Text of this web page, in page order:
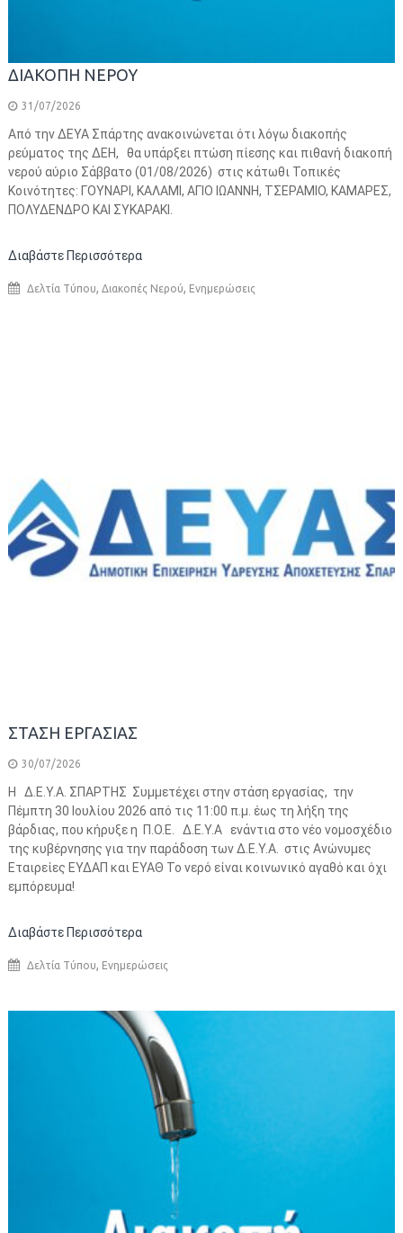
ΔΙΑΚΟΠΗ ΝΕΡΟΥ
31/07/2026
Από την ΔΕΥΑ Σπάρτης ανακοινώνεται ότι λόγω διακοπής
ρεύματος της ΔΕΗ, θα υπάρξει πτώση πίεσης και πιθανή διακοπή
νερού αύριο Σάββατο (01/08/2026) στις κάτωθι Τοπικές
Κοινότητες: ΓΟΥΝΑΡΙ, ΚΑΛΑΜΙ, ΑΓΙΟ ΙΩΑΝΝΗ, ΤΣΕΡΑΜΙΟ, ΚΑΜΑΡΕΣ,
ΠΟΛΥΔΕΝΔΡΟ ΚΑΙ ΣΥΚΑΡΑΚΙ.
Διαβάστε Περισσότερα
Δελτία Τύπου, Διακοπές Νερού, Ενημερώσεις
ΣΤΑΣΗ ΕΡΓΑΣΙΑΣ
30/07/2026
Η Δ.Ε.Υ.Α. ΣΠΑΡΤΗΣ Συμμετέχει στην στάση εργασίας, την
Πέμπτη 30 Ιουλίου 2026 από τις 11:00 π.μ. έως τη λήξη της
βάρδιας, που κήρυξε η Π.Ο.Ε. Δ.Ε.Υ.Α ενάντια στο νέο νομοσχέδιο
της κυβέρνησης για την παράδοση των Δ.Ε.Υ.Α. στις Ανώνυμες
Εταιρείες ΕΥΔΑΠ και ΕΥΑΘ Το νερό είναι κοινωνικό αγαθό και όχι
εμπόρευμα!
Διαβάστε Περισσότερα
Δελτία Τύπου, Ενημερώσεις